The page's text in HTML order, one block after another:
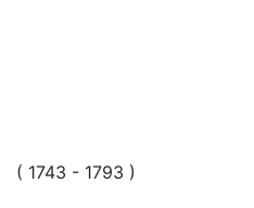
( 1743 - 1793 )